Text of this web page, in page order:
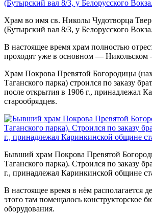
Храм во имя св. Николы Чудотворца
(Бутырский вал 8/3, у Белорусского
В настоящее время храм полностью
проходят уже в основном — Никольском
Храм Покрова Превятой Богородицы
Таганского парка) строился по заказу
после открытия в 1906 г., принадлежал
старообрядцев.
Бывший храм Покрова Превятой
Таганского парка). Строился по заказу
г., принадлежал Каринкинской общине
В настоящее время в нём располагается
этого там помещалось конструкторское
оборудования.